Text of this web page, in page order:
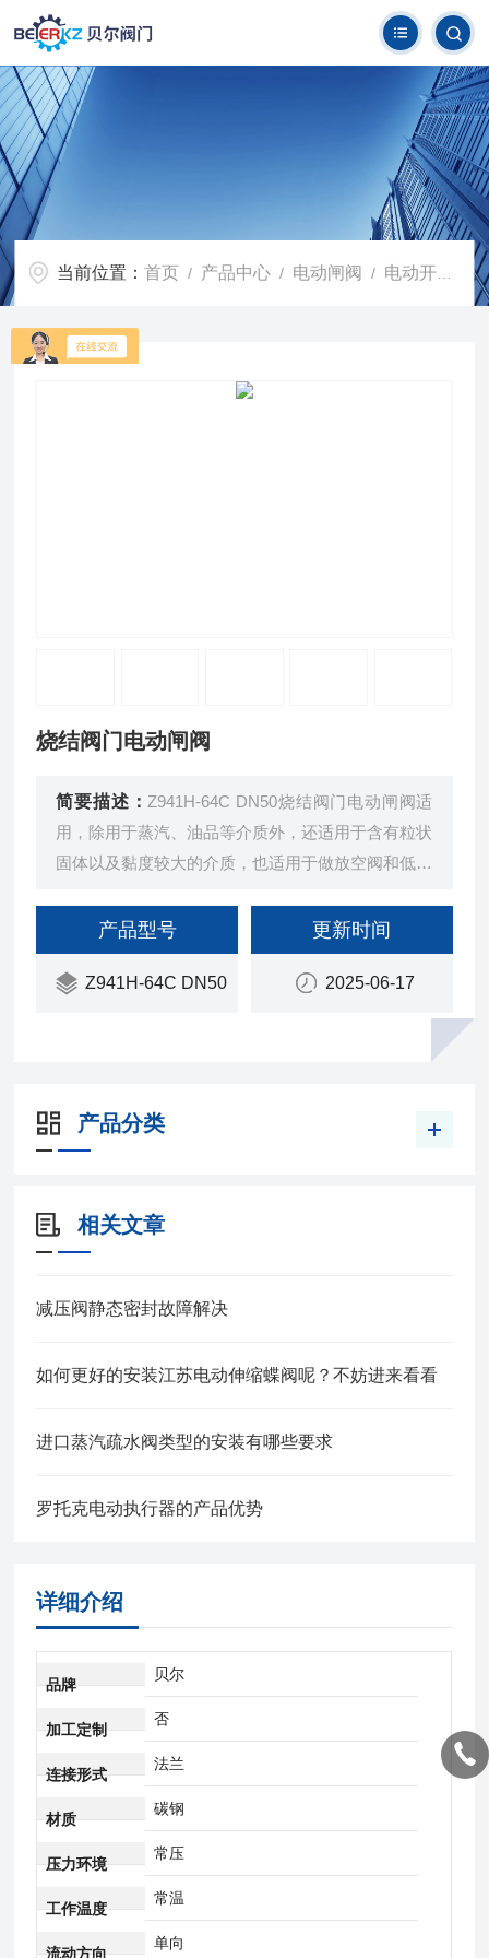
当前位置：首页 / 产品中心 / 电动闸阀 / 电动开关闸阀
烧结阀门电动闸阀
简要描述： Z941H-64C DN50烧结阀门电动闸阀适
用，除用于蒸汽、油品等介质外，还适用于含有粒状
固体以及黏度较大的介质，也适用于做放空阀和低真
门，不受介质流向限制，因此适用于介质可能改变流
动方向的管路，同时也便于安装。
产品型号
Z941H-64C DN50
更新时间
2025-06-17
产品分类
相关文章
减压阀静态密封故障解决
如何更好的安装江苏电动伸缩蝶阀呢？不妨进来看看
进口蒸汽疏水阀类型的安装有哪些要求
罗托克电动执行器的产品优势
详细介绍
品牌
贝尔
加工定制
否
连接形式
法兰
材质
碳钢
压力环境
常压
工作温度
常温
流动方向
单向